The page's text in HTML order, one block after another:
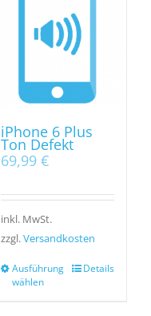
iPhone 6 Plus
Ton Defekt
69,99 €
inkl. MwSt.
zzgl.Versandkosten
Ausführung
wählen
Details